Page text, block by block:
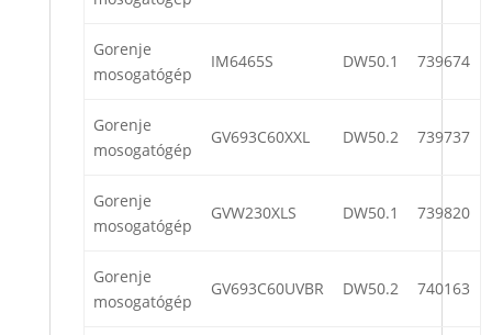
Gorenje
mosogatógép
IM6465S DW50.1 739674
Gorenje
mosogatógép
GV693C60XXL DW50.2 739737
Gorenje
mosogatógép
GVW230XLS DW50.1 739820
Gorenje
mosogatógép
GV693C60UVBR DW50.2 740163